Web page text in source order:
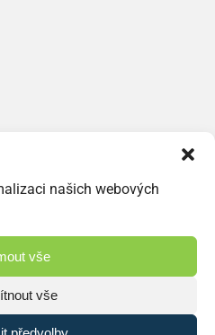
našich webových
vše
vše